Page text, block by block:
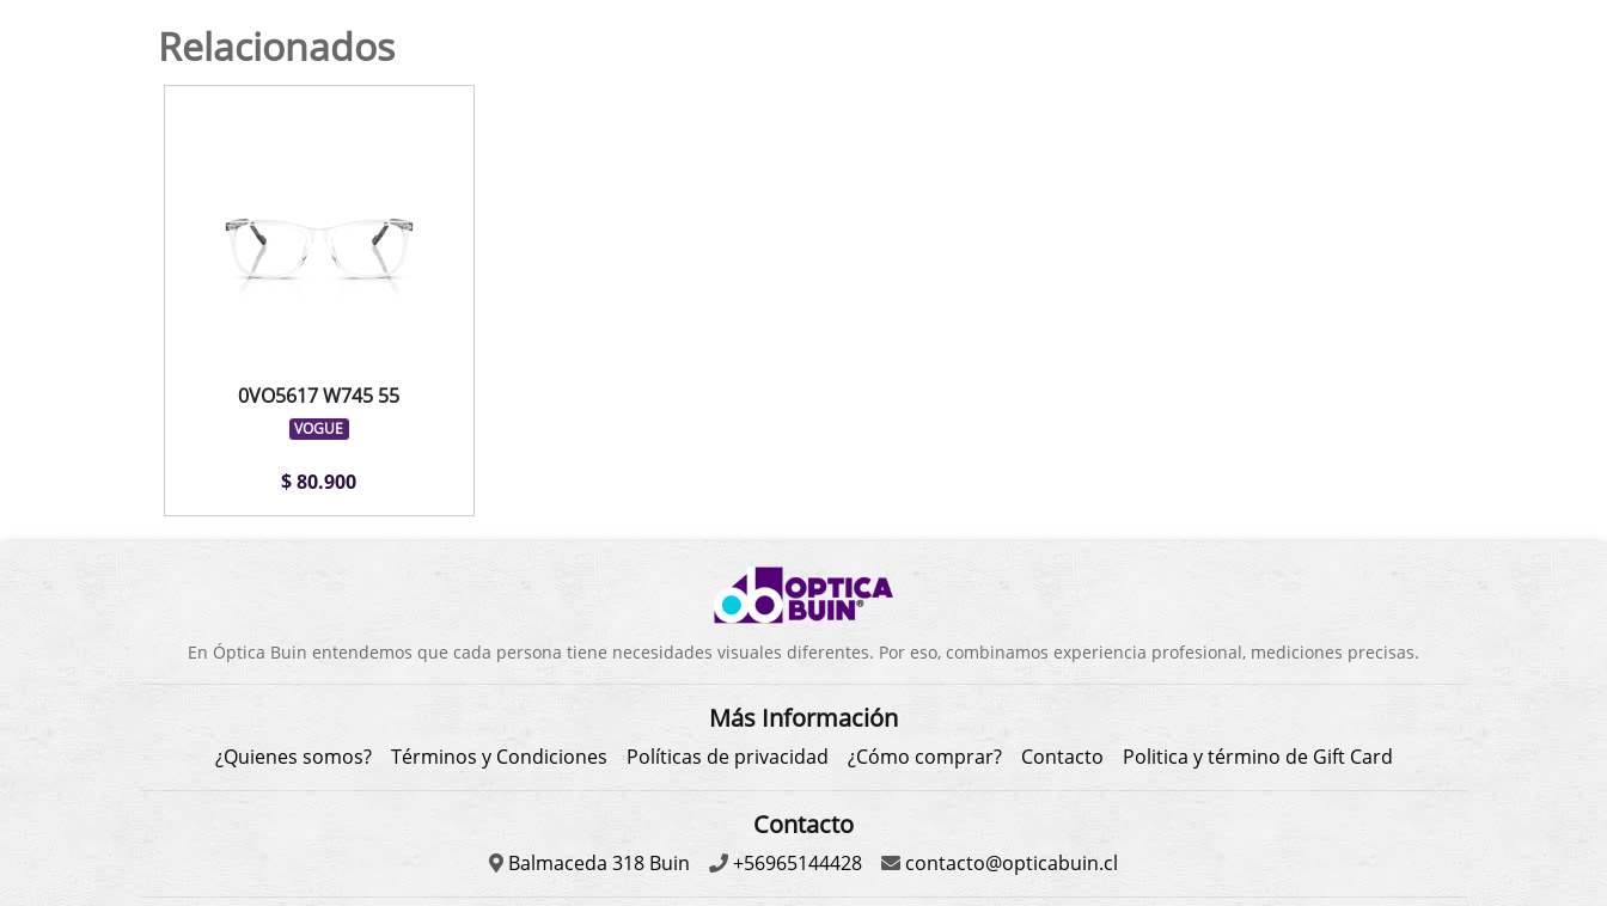
Relacionados
0VO5617 W745 55
VOGUE
$ 80.900
En Óptica Buin entendemos que cada persona tiene necesidades visuales diferentes. Por eso, combinamos experiencia profesional, mediciones precisas.
Más Información
¿Quienes somos? Términos y Condiciones Políticas de privacidad ¿Cómo comprar? Contacto Politica y término de Gift Card
Contacto
Balmaceda 318 Buin +56965144428 contacto@opticabuin.cl